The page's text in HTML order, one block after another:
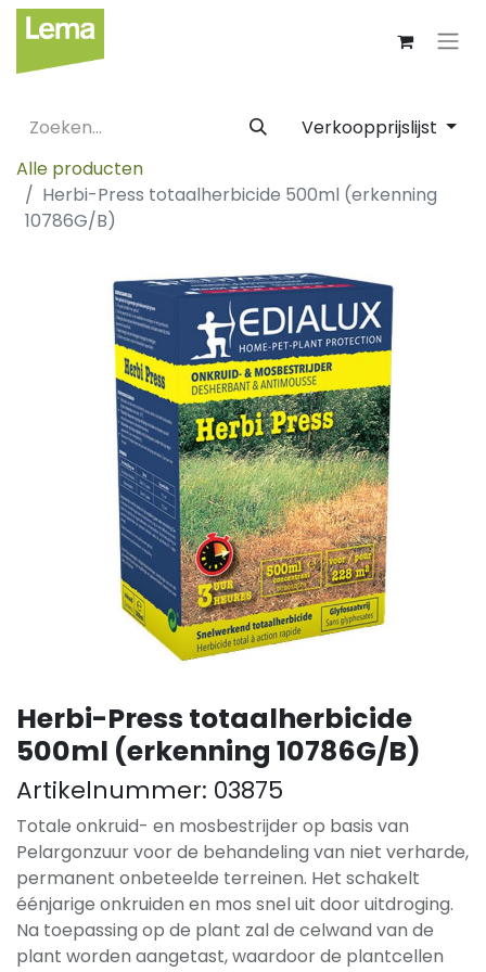
Verkoopprijslijst
Alle producten
Herbi-Press totaalherbicide 500ml (erkenning
10786G/B)
Herbi-Press totaalherbicide
500ml (erkenning 10786G/B)
Artikelnummer: 03875
Totale onkruid- en mosbestrijder op basis van
Pelargonzuur voor de behandeling van niet verharde,
permanent onbeteelde terreinen. Het schakelt
éénjarige onkruiden en mos snel uit door uitdroging.
Na toepassing op de plant zal de celwand van de
plant worden aangetast, waardoor de plantcellen